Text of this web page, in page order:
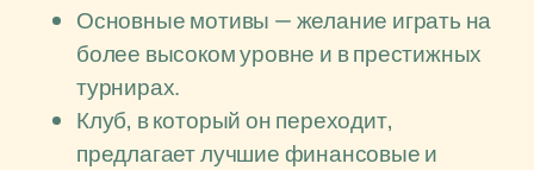
Основные мотивы — желание играть на
более высоком уровне и в престижных
турнирах.
Клуб, в который он переходит,
предлагает лучшие финансовые и